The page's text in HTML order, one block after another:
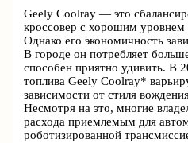
Geely Coolray — это
кроссовер с хорошим
Однако его экономичность
В городе он потребляет
способен приятно удивить. В
топлива Geely Coolray*
зависимости от стиля
Несмотря на это, многие
расхода приемлемым для
роботизированной